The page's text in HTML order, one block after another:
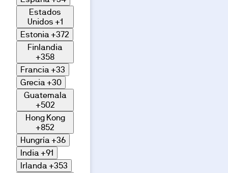
Estados
Unidos +1
Estonia+372
Finlandia
+358
Francia+33
Grecia+30
Guatemala
+502
Hong Kong
+852
Hungría+36
India+91
Irlanda+353